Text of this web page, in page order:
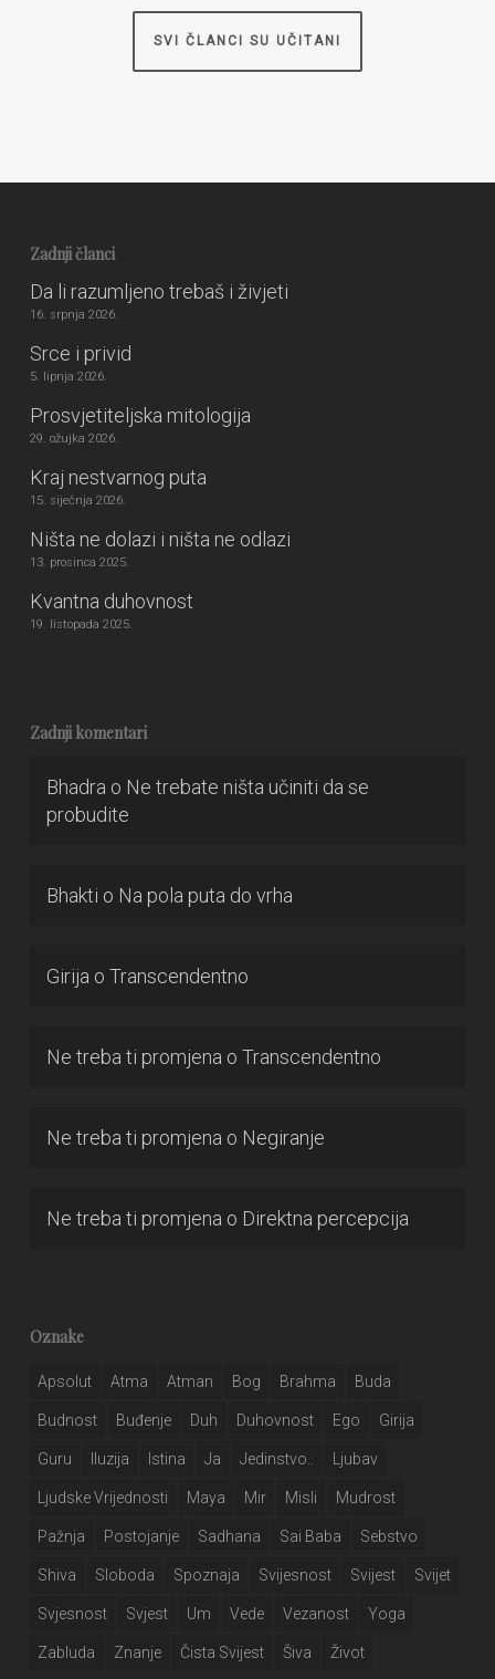
Zadnji članci
Da li razumljeno trebaš i živjeti
16. srpnja 2026.
Srce i privid
5. lipnja 2026.
Prosvjetiteljska mitologija
29. ožujka 2026.
Kraj nestvarnog puta
15. siječnja 2026.
Ništa ne dolazi i ništa ne odlazi
13. prosinca 2025.
Kvantna duhovnost
19. listopada 2025.
Zadnji komentari
Bhadra o Ne trebate ništa učiniti da se
probudite
Bhakti o Na pola puta do vrha
Girija o Transcendentno
Ne treba ti promjena o Transcendentno
Ne treba ti promjena o Negiranje
Ne treba ti promjena o Direktna percepcija
Oznake
Apsolut Atma Atman Bog Brahma Buda
Budnost Buđenje Duh Duhovnost Ego Girija
Guru Iluzija Istina Ja Jedinstvo.. Ljubav
Ljudske Vrijednosti Maya Mir Misli Mudrost
Pažnja Postojanje Sadhana Sai Baba Sebstvo
Shiva Sloboda Spoznaja Svijesnost Svijest Svijet
Svjesnost Svjest Um Vede Vezanost Yoga
Zabluda Znanje Čista Svijest Šiva Život